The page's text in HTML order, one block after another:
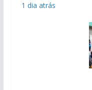
1 dia atrás